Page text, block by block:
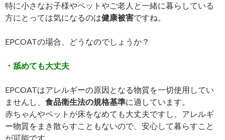
特に小さなお子様やペットやご老人と一緒に暮らしている
方にとっては気になるのは健康被害ですね。
EPCOATの場合、どうなのでしょうか？
・舐めても大丈夫
EPCOATはアレルギーの原因となる物質を一切使用してい
ませんし、 食品衛生法の規格基準に適しています。
赤ちゃんやペットが床をなめても大丈夫ですし、アレルギ
ー物質をまき散らすこともないので、安心して暮らすこと
が可能です。